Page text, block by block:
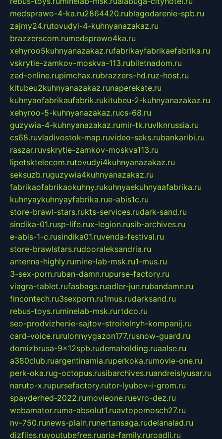
medsprawo-4-ka.ru2864420.rublagodarenie-spb.ru
zajmy24.rutovudyi-4-kuhnyanazakaz.ru
brazzerscom.rumedsprawo4ka.ru
xehyroo5kuhnyanazakaz.rufabrikayfabrikaefabrika.ru
vskrytie-zamkov-moskva-113.rubiletnadom.ru
zed-online.rupimchax.rubrazzers-hd.ruz-host.ru
kitubeu2kuhnyanazakaz.runaperekate.ru
kuhnyaofabrikaufabrik.rukitubeu-2-kuhnyanazakaz.ru
xehyroo-5-kuhnyanazakaz.rucs-68.ru
guzywia-4-kuhnyanazakaz.rumir-tk.ruvlknrussia.ru
cs68.ruvladivostok-map.ruvideo-seks.rubankaribi.ru
raszar.ruvskrytie-zamkov-moskva113.ru
lipetsktelecom.rutovudyi4kuhnyanazakaz.ru
seksuzb.ruguzywia4kuhnyanazakaz.ru
fabrikaofabrikaokuhny.rukuhnyaekuhnyaafabrika.ru
kuhnyaykuhnyayfabrika.rue-abis1c.ru
store-brawl-stars.rukts-services.rudark-sand.ru
sindika-01.rusp-life.rux-legion.rusib-archives.ru
e-abis-1-c.rusindika01.ruvenda-festival.ru
store-brawlstars.rudooraleksandria.ru
antenna-highly.rumine-lab-msk.ru1-mus.ru
3-sex-porn.ruban-damn.rupurse-factory.ru
viagra-tablet.rufasbags.ruadler-jun.rubandamn.ru
fincontech.ru3sexporn.ru1mus.rudarksand.ru
rebus-toys.ruminelab-msk.rurtdco.ru
seo-prodvizhenie-sajtov-stroitelnyh-kompanij.ru
card-voice.rurulonnyygazon177.rusnow-guard.ru
domizbrusa-9x12spb.rudemaholding.ruaalse.ru
a380club.ruargentinamia.ruperkoka.rumovie-one.ru
perk-oka.rug-octopus.rusibarchives.ruandreislyusar.ru
naruto-x.rupursefactory.rutor-lyubov-i-grom.ru
spayderhed-2022.rumovieone.ruevro-dez.ru
webamator.ruma-absolut1.ruavtopomosch27.ru
nv-750.runews-plain.runertansaga.rudelanalad.ru
dizfiles.ruyoutubefree.ruaria-family.ruroadli.ru